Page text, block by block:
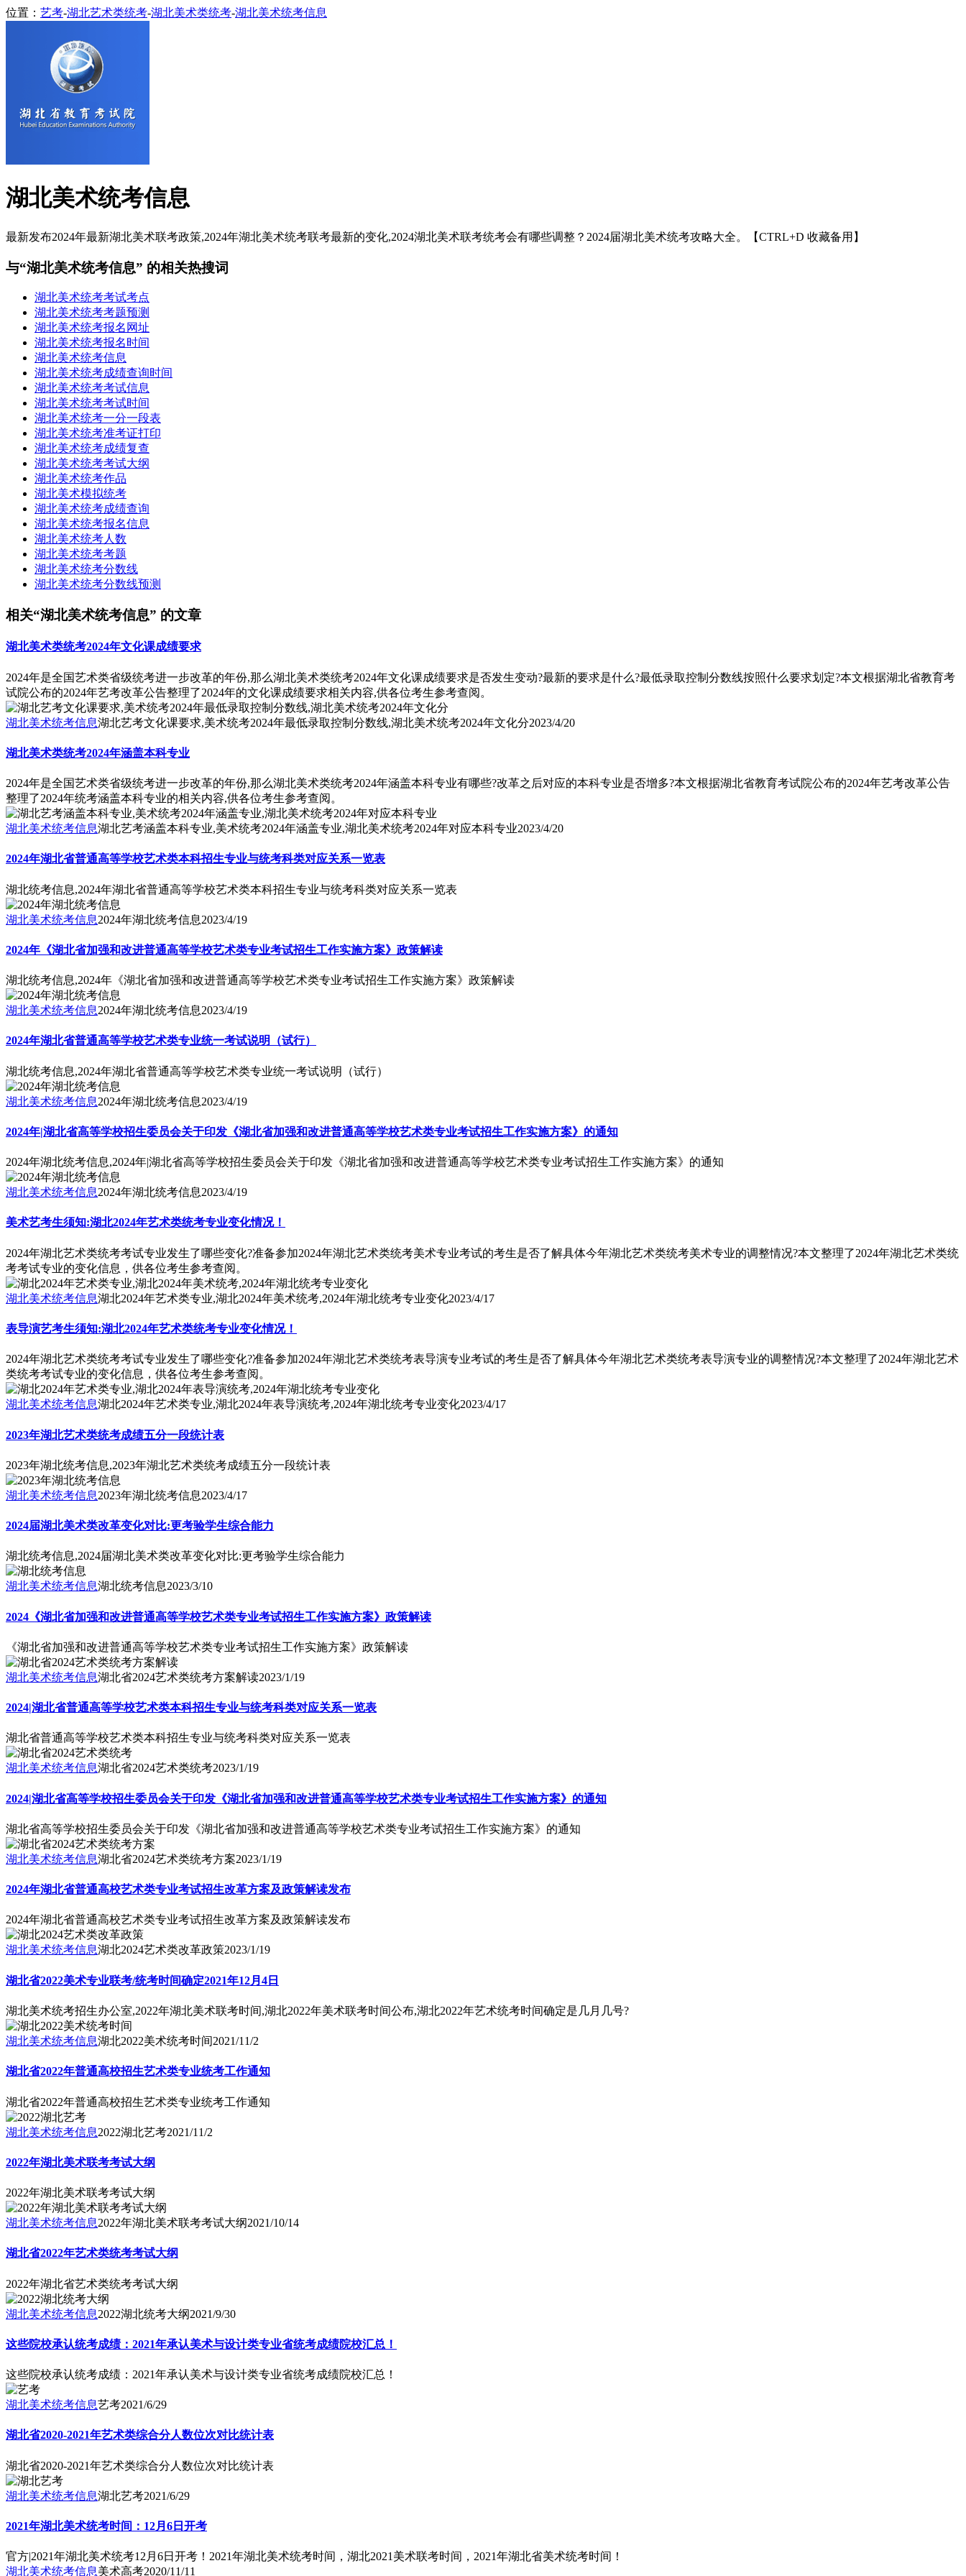
位置： 艺考-湖北艺术类统考-湖北美术类统考-湖北美术统考信息
湖北美术统考信息
最新发布2024年最新湖北美术联考政策,2024年湖北美术统考联考最新的变化,2024湖北美术联考统考会有哪些调整？2024届湖北美术统考攻略大全。【CTRL+D 收藏备用】
与“湖北美术统考信息” 的相关热搜词
湖北美术统考考试考点
湖北美术统考考题预测
湖北美术统考报名网址
湖北美术统考报名时间
湖北美术统考信息
湖北美术统考成绩查询时间
湖北美术统考考试信息
湖北美术统考考试时间
湖北美术统考一分一段表
湖北美术统考准考证打印
湖北美术统考成绩复查
湖北美术统考考试大纲
湖北美术统考作品
湖北美术模拟统考
湖北美术统考成绩查询
湖北美术统考报名信息
湖北美术统考人数
湖北美术统考考题
湖北美术统考分数线
湖北美术统考分数线预测
相关“湖北美术统考信息” 的文章
湖北美术类统考2024年文化课成绩要求
2024年是全国艺术类省级统考进一步改革的年份,那么湖北美术类统考2024年文化课成绩要求是否发生变动?最新的要求是什么?最低录取控制分数线按照什么要求划定?本文根据湖北省教育考
试院公布的2024年艺考改革公告整理了2024年的文化课成绩要求相关内容,供各位考生参考查阅。
湖北美术统考信息湖北艺考文化课要求,美术统考2024年最低录取控制分数线,湖北美术统考2024年文化分2023/4/20
湖北美术类统考2024年涵盖本科专业
2024年是全国艺术类省级统考进一步改革的年份,那么湖北美术类统考2024年涵盖本科专业有哪些?改革之后对应的本科专业是否增多?本文根据湖北省教育考试院公布的2024年艺考改革公告
整理了2024年统考涵盖本科专业的相关内容,供各位考生参考查阅。
湖北美术统考信息湖北艺考涵盖本科专业,美术统考2024年涵盖专业,湖北美术统考2024年对应本科专业2023/4/20
2024年湖北省普通高等学校艺术类本科招生专业与统考科类对应关系一览表
湖北统考信息,2024年湖北省普通高等学校艺术类本科招生专业与统考科类对应关系一览表
湖北美术统考信息2024年湖北统考信息2023/4/19
2024年《湖北省加强和改进普通高等学校艺术类专业考试招生工作实施方案》政策解读
湖北统考信息,2024年《湖北省加强和改进普通高等学校艺术类专业考试招生工作实施方案》政策解读
湖北美术统考信息2024年湖北统考信息2023/4/19
2024年湖北省普通高等学校艺术类专业统一考试说明（试行）
湖北统考信息,2024年湖北省普通高等学校艺术类专业统一考试说明（试行）
湖北美术统考信息2024年湖北统考信息2023/4/19
2024年|湖北省高等学校招生委员会关于印发《湖北省加强和改进普通高等学校艺术类专业考试招生工作实施方案》的通知
2024年湖北统考信息,2024年|湖北省高等学校招生委员会关于印发《湖北省加强和改进普通高等学校艺术类专业考试招生工作实施方案》的通知
湖北美术统考信息2024年湖北统考信息2023/4/19
美术艺考生须知:湖北2024年艺术类统考专业变化情况！
2024年湖北艺术类统考考试专业发生了哪些变化?准备参加2024年湖北艺术类统考美术专业考试的考生是否了解具体今年湖北艺术类统考美术专业的调整情况?本文整理了2024年湖北艺术类统
考考试专业的变化信息，供各位考生参考查阅。
湖北美术统考信息湖北2024年艺术类专业,湖北2024年美术统考,2024年湖北统考专业变化2023/4/17
表导演艺考生须知:湖北2024年艺术类统考专业变化情况！
2024年湖北艺术类统考考试专业发生了哪些变化?准备参加2024年湖北艺术类统考表导演专业考试的考生是否了解具体今年湖北艺术类统考表导演专业的调整情况?本文整理了2024年湖北艺术
类统考考试专业的变化信息，供各位考生参考查阅。
湖北美术统考信息湖北2024年艺术类专业,湖北2024年表导演统考,2024年湖北统考专业变化2023/4/17
2023年湖北艺术类统考成绩五分一段统计表
2023年湖北统考信息,2023年湖北艺术类统考成绩五分一段统计表
湖北美术统考信息2023年湖北统考信息2023/4/17
2024届湖北美术类改革变化对比:更考验学生综合能力
湖北统考信息,2024届湖北美术类改革变化对比:更考验学生综合能力
湖北美术统考信息湖北统考信息2023/3/10
2024《湖北省加强和改进普通高等学校艺术类专业考试招生工作实施方案》政策解读
《湖北省加强和改进普通高等学校艺术类专业考试招生工作实施方案》政策解读
湖北美术统考信息湖北省2024艺术类统考方案解读2023/1/19
2024|湖北省普通高等学校艺术类本科招生专业与统考科类对应关系一览表
湖北省普通高等学校艺术类本科招生专业与统考科类对应关系一览表
湖北美术统考信息湖北省2024艺术类统考2023/1/19
2024|湖北省高等学校招生委员会关于印发《湖北省加强和改进普通高等学校艺术类专业考试招生工作实施方案》的通知
湖北省高等学校招生委员会关于印发《湖北省加强和改进普通高等学校艺术类专业考试招生工作实施方案》的通知
湖北美术统考信息湖北省2024艺术类统考方案2023/1/19
2024年湖北省普通高校艺术类专业考试招生改革方案及政策解读发布
2024年湖北省普通高校艺术类专业考试招生改革方案及政策解读发布
湖北美术统考信息湖北2024艺术类改革政策2023/1/19
湖北省2022美术专业联考/统考时间确定2021年12月4日
湖北美术统考招生办公室,2022年湖北美术联考时间,湖北2022年美术联考时间公布,湖北2022年艺术统考时间确定是几月几号?
湖北美术统考信息湖北2022美术统考时间2021/11/2
湖北省2022年普通高校招生艺术类专业统考工作通知
湖北省2022年普通高校招生艺术类专业统考工作通知
湖北美术统考信息2022湖北艺考2021/11/2
2022年湖北美术联考考试大纲
2022年湖北美术联考考试大纲
湖北美术统考信息2022年湖北美术联考考试大纲2021/10/14
湖北省2022年艺术类统考考试大纲
2022年湖北省艺术类统考考试大纲
湖北美术统考信息2022湖北统考大纲2021/9/30
这些院校承认统考成绩：2021年承认美术与设计类专业省统考成绩院校汇总！
这些院校承认统考成绩：2021年承认美术与设计类专业省统考成绩院校汇总！
湖北美术统考信息艺考2021/6/29
湖北省2020-2021年艺术类综合分人数位次对比统计表
湖北省2020-2021年艺术类综合分人数位次对比统计表
湖北美术统考信息湖北艺考2021/6/29
2021年湖北美术统考时间：12月6日开考
官方|2021年湖北美术统考12月6日开考！2021年湖北美术统考时间，湖北2021美术联考时间，2021年湖北省美术统考时间！
湖北美术统考信息美术高考2020/11/11